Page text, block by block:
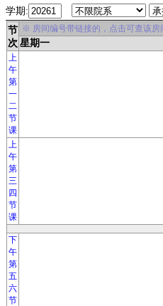
学期:
节
次
※ 房间编号带链接的，点击可查该房
星期一
上
午
第
一
二
节
课
上
午
第
三
四
节
课
下
午
第
五
六
节